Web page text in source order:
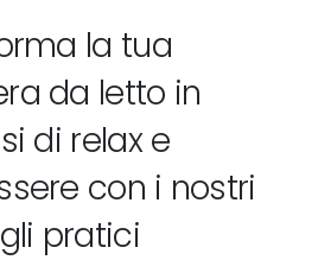
la tua
da letto in
di relax e
con i nostri
pratici